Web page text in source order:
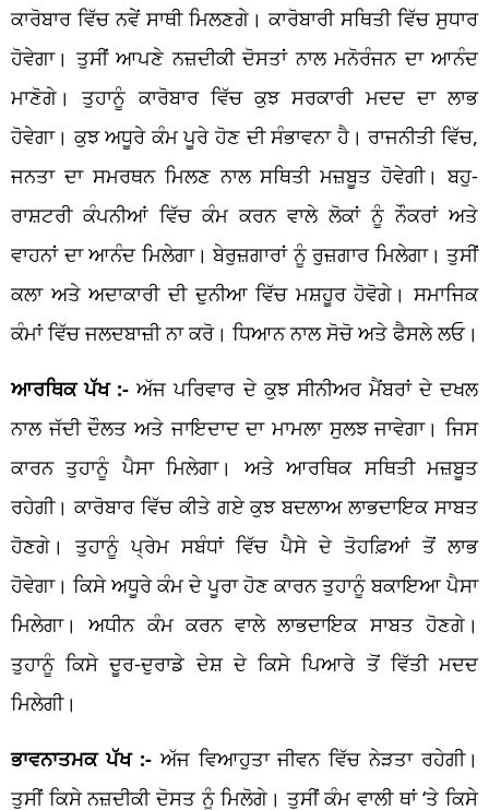
ਕਾਰੋਬਾਰ ਵਿੱਚ ਨਵੇਂ ਸਾਥੀ ਮਿਲਣਗੇ। ਕਾਰੋਬਾਰੀ ਸਥਿਤੀ ਵਿੱਚ ਸੁਧਾਰ
ਹੋਵੇਗਾ। ਤੁਸੀਂ ਆਪਣੇ ਨਜ਼ਦੀਕੀ ਦੋਸਤਾਂ ਨਾਲ ਮਨੋਰੰਜਨ ਦਾ ਆਨੰਦ
ਮਾਣੋਗੇ। ਤੁਹਾਨੂੰ ਕਾਰੋਬਾਰ ਵਿੱਚ ਕੁਝ ਸਰਕਾਰੀ ਮਦਦ ਦਾ ਲਾਭ
ਹੋਵੇਗਾ। ਕੁਝ ਅਧੂਰੇ ਕੰਮ ਪੂਰੇ ਹੋਣ ਦੀ ਸੰਭਾਵਨਾ ਹੈ। ਰਾਜਨੀਤੀ ਵਿੱਚ,
ਜਨਤਾ ਦਾ ਸਮਰਥਨ ਮਿਲਣ ਨਾਲ ਸਥਿਤੀ ਮਜ਼ਬੂਤ ਹੋਵੇਗੀ। ਬਹੁ-
ਰਾਸ਼ਟਰੀ ਕੰਪਨੀਆਂ ਵਿੱਚ ਕੰਮ ਕਰਨ ਵਾਲੇ ਲੋਕਾਂ ਨੂੰ ਨੌਕਰਾਂ ਅਤੇ
ਵਾਹਨਾਂ ਦਾ ਆਨੰਦ ਮਿਲੇਗਾ। ਬੇਰੁਜ਼ਗਾਰਾਂ ਨੂੰ ਰੁਜ਼ਗਾਰ ਮਿਲੇਗਾ। ਤੁਸੀਂ
ਕਲਾ ਅਤੇ ਅਦਾਕਾਰੀ ਦੀ ਦੁਨੀਆ ਵਿੱਚ ਮਸ਼ਹੂਰ ਹੋਵੋਗੇ। ਸਮਾਜਿਕ
ਕੰਮਾਂ ਵਿੱਚ ਜਲਦਬਾਜ਼ੀ ਨਾ ਕਰੋ। ਧਿਆਨ ਨਾਲ ਸੋਚੋ ਅਤੇ ਫੈਸਲੇ ਲਓ।
ਆਰਥਿਕ ਪੱਖ :- ਅੱਜ ਪਰਿਵਾਰ ਦੇ ਕੁਝ ਸੀਨੀਅਰ ਮੈਂਬਰਾਂ ਦੇ ਦਖਲ
ਨਾਲ ਜੱਦੀ ਦੌਲਤ ਅਤੇ ਜਾਇਦਾਦ ਦਾ ਮਾਮਲਾ ਸੁਲਝ ਜਾਵੇਗਾ। ਜਿਸ
ਕਾਰਨ ਤੁਹਾਨੂੰ ਪੈਸਾ ਮਿਲੇਗਾ। ਅਤੇ ਆਰਥਿਕ ਸਥਿਤੀ ਮਜ਼ਬੂਤ
ਰਹੇਗੀ। ਕਾਰੋਬਾਰ ਵਿੱਚ ਕੀਤੇ ਗਏ ਕੁਝ ਬਦਲਾਅ ਲਾਭਦਾਇਕ ਸਾਬਤ
ਹੋਣਗੇ। ਤੁਹਾਨੂੰ ਪ੍ਰੇਮ ਸਬੰਧਾਂ ਵਿੱਚ ਪੈਸੇ ਦੇ ਤੋਹਫ਼ਿਆਂ ਤੋਂ ਲਾਭ
ਹੋਵੇਗਾ। ਕਿਸੇ ਅਧੂਰੇ ਕੰਮ ਦੇ ਪੂਰਾ ਹੋਣ ਕਾਰਨ ਤੁਹਾਨੂੰ ਬਕਾਇਆ ਪੈਸਾ
ਮਿਲੇਗਾ। ਅਧੀਨ ਕੰਮ ਕਰਨ ਵਾਲੇ ਲਾਭਦਾਇਕ ਸਾਬਤ ਹੋਣਗੇ।
ਤੁਹਾਨੂੰ ਕਿਸੇ ਦੂਰ-ਦੁਰਾਡੇ ਦੇਸ਼ ਦੇ ਕਿਸੇ ਪਿਆਰੇ ਤੋਂ ਵਿੱਤੀ ਮਦਦ
ਮਿਲੇਗੀ।
ਭਾਵਨਾਤਮਕ ਪੱਖ :-ਅੱਜ ਵਿਆਹੁਤਾ ਜੀਵਨ ਵਿੱਚ ਨੇੜਤਾ ਰਹੇਗੀ।
ਤੁਸੀਂ ਕਿਸੇ ਨਜ਼ਦੀਕੀ ਦੋਸਤ ਨੂੰ ਮਿਲੋਗੇ। ਤੁਸੀਂ ਕੰਮ ਵਾਲੀ ਥਾਂ ‘ਤੇ ਕਿਸੇ